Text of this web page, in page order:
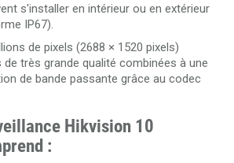
s'installer en intérieur ou en extérieur
IP67).
de pixels (2688 × 1520 pixels)
très grande qualité combinées à une
de bande passante grâce au codec
Hikvision 10
: